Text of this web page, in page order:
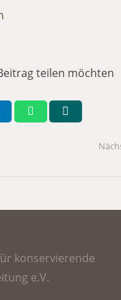
teilen möchten
konservierende
e.V.